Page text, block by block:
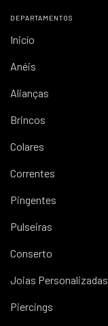
DEPARTAMENTOS
Inicío
Anéis
Alianças
Brincos
Colares
Correntes
Pingentes
Pulseiras
Conserto
Joias Personalizadas
Piercings